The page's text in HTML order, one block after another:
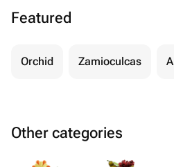
Featured
Orchid Zamioculcas
Other categories